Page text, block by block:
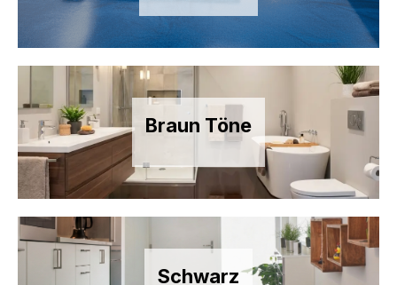
Braun Töne
Schwarz